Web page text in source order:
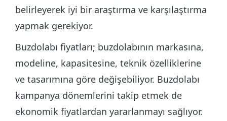
belirleyerek iyi bir araştırma ve karşılaştırma
yapmak gerekiyor.
Buzdolabı fiyatları; buzdolabının markasına,
modeline, kapasitesine, teknik özelliklerine
ve tasarımına göre değişebiliyor. Buzdolabı
kampanya dönemlerini takip etmek de
ekonomik fiyatlardan yararlanmayı sağlıyor.